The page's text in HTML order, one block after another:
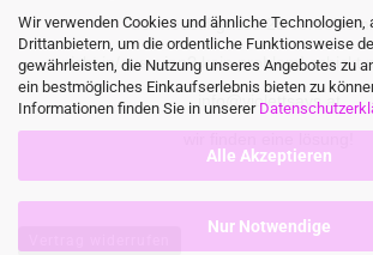
Wir verwenden Cookies und ähnliche Technologien,
Drittanbietern, um die ordentliche Funktionsweise
gewährleisten, die Nutzung unseres Angebotes zu
ein bestmögliches Einkaufserlebnis bieten zu
Informationen finden Sie in unserer
Alle Akzeptieren
Nur Notwendige
der neustiftgasse 23
nicht in/aus wien? kein problem! schickt
info@violettsays.at